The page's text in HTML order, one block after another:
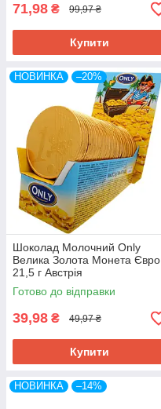
71,98 ₴ 99,97 ₴
Купити
НОВИНКА –20%
Шоколад Молочний Only
Велика Золота Монета Євро
21,5 г Австрія
Готово до відправки
39,98 ₴ 49,97 ₴
Купити
НОВИНКА –14%